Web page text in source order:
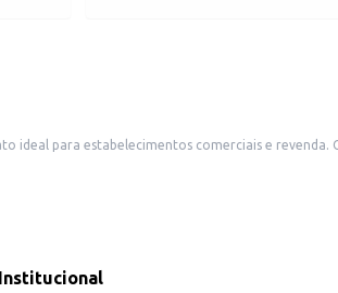
caixeta contém 10 cápsulas de 5,2g, proporcionando um rendimento eficiente para o seu
Institucional